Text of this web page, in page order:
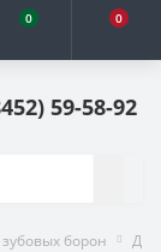
0 0
59-58-92
борон